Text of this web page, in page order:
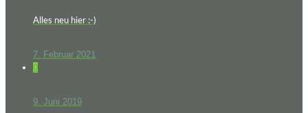
Alles neu hier :-)
7. Februar 2021
0
9. Juni 2019